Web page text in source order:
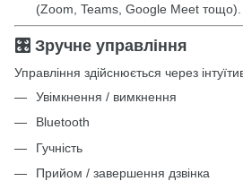
(Zoom, Teams, Google Meet тощо).
🎛️ Зручне управління
Управління здійснюється через
Увімкнення / вимкнення
Bluetooth
Гучність
Прийом / завершення дзвінка